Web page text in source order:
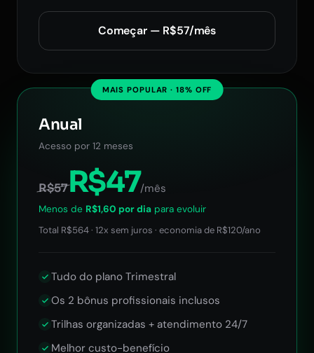
Começar — R$57/mês
MAIS POPULAR · 18% OFF
Anual
Acesso por 12 meses
R$57R$47/mês
Menos de R$1,60 por dia para evoluir
Total R$564 · 12x sem juros · economia de R$120/ano
Tudo do plano Trimestral
Os 2 bônus profissionais inclusos
Trilhas organizadas + atendimento 24/7
Melhor custo-benefício